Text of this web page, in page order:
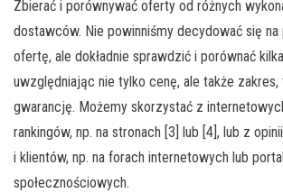
Zbierać i porównywać oferty od różnych
dostawców. Nie powinniśmy decydować się
ofertę, ale dokładnie sprawdzić i porównać
uwzględniając nie tylko cenę, ale także zakres,
gwarancję. Możemy skorzystać z
rankingów, np. na stronach [3] lub [4], lub z
i klientów, np. na forach internetowych lub
społecznościowych.